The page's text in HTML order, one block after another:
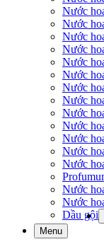
Nước
Nước
Nước
Nước
Nước
Nước
Nước
Nước
Nước
Nước
Nước
Nước
Nước
Nước
Nước
Dầu gội
Menu